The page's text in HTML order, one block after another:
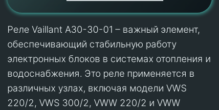
Реле Vaillant A30-30-01 – важный элемент,
обеспечивающий стабильную работу
электронных блоков в системах отопления и
водоснабжения. Это реле применяется в
различных узлах, включая модели VWS
220/2, VWS 300/2, VWW 220/2 и VWW